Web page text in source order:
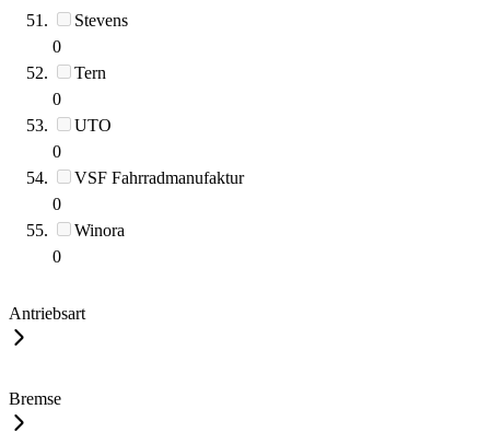
Stevens
0
Tern
0
UTO
0
VSF Fahrradmanufaktur
0
Winora
0
Antriebsart
Bremse